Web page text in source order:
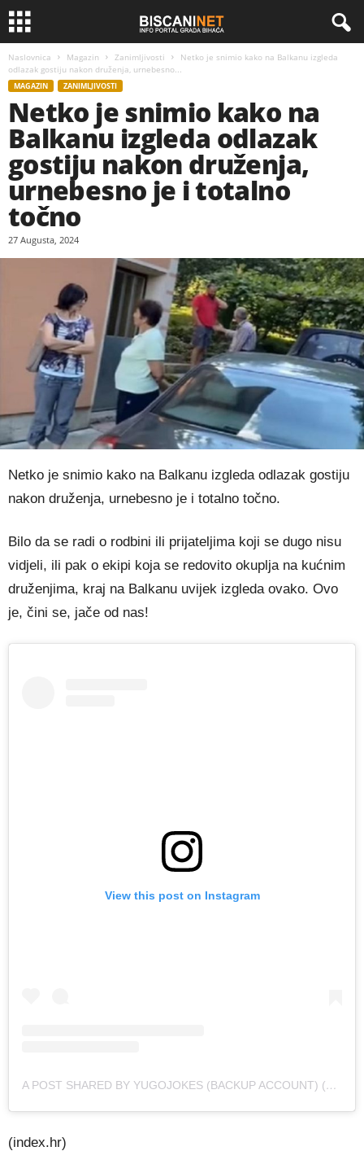
Naslovnica Magazin Zanimljivosti
Netko je snimio kako na Balkanu izgleda
odlazak gostiju nakon druženja, urnebesno...
MAGAZIN ZANIMLJIVOSTI
Netko je snimio kako na
Balkanu izgleda odlazak
gostiju nakon druženja,
urnebesno je i totalno
točno
27 Augusta, 2024
Netko je snimio kako na Balkanu izgleda odlazak gostiju
nakon druženja, urnebesno je i totalno točno.
Bilo da se radi o rodbini ili prijateljima koji se dugo nisu
vidjeli, ili pak o ekipi koja se redovito okuplja na kućnim
druženjima, kraj na Balkanu uvijek izgleda ovako. Ovo
je, čini se, jače od nas!
View this post on Instagram
A POST SHARED BY YUGOJOKES (BACKUP ACCOUNT) (@YUGOJOKES1)
(index.hr)